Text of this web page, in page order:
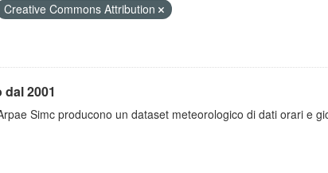
Creative Commons Attribution
2001
Simc producono un dataset meteorologico di dati orari e